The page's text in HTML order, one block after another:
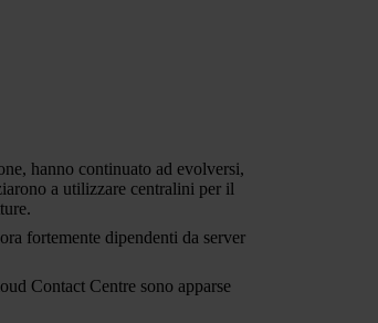
hanno continuato ad evolversi,
a utilizzare centralini per il
fortemente dipendenti da server
Contact Centre sono apparse